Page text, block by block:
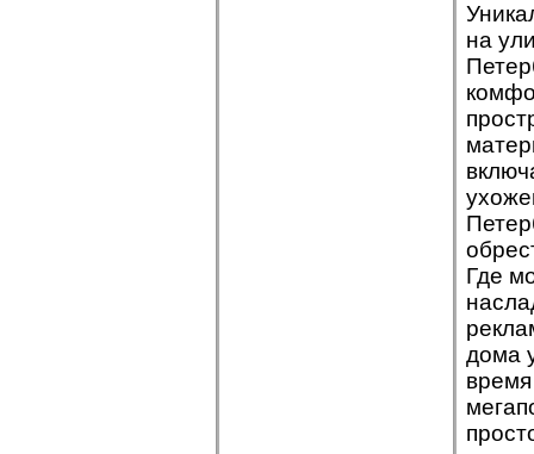
на
Где
дома